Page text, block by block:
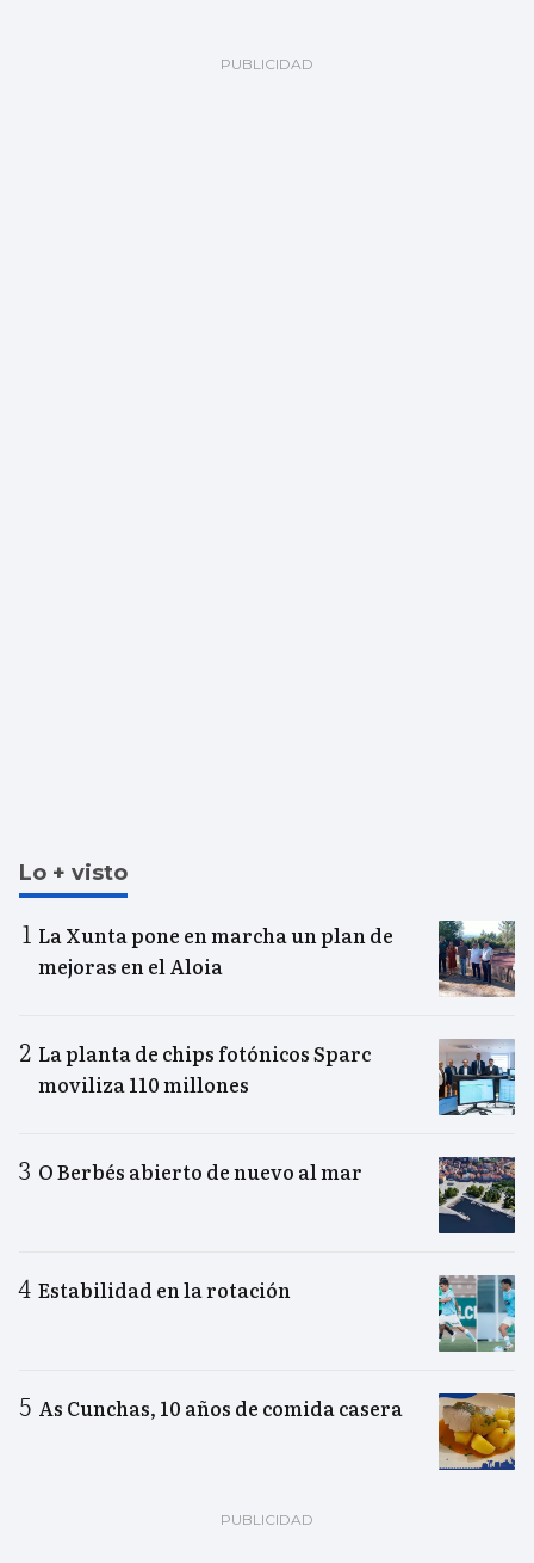
Lo + visto
La Xunta pone en marcha un plan de
mejoras en el Aloia
La planta de chips fotónicos Sparc
moviliza 110 millones
O Berbés abierto de nuevo al mar
Estabilidad en la rotación
As Cunchas, 10 años de comida casera